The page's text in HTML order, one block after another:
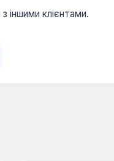
іншими клієнтами.